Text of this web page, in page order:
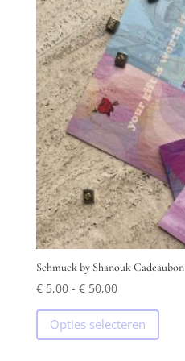
Schmuck by Shanouk Cadeaubon
€5,00 - €50,00Prijsklasse:
€ 5,00
tot
€ 50,00
Opties selecteren
heeft